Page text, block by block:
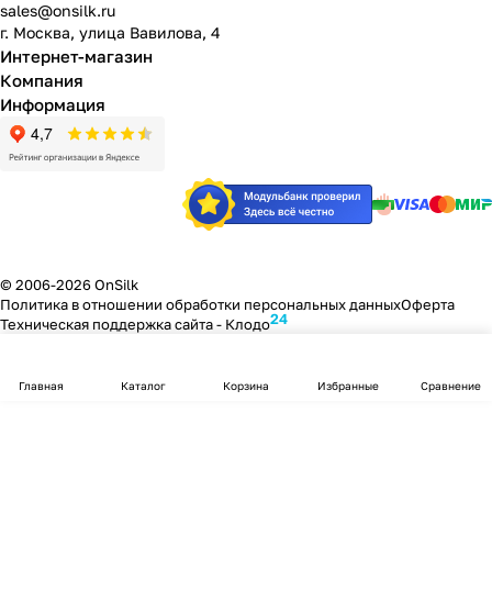
sales@onsilk.ru
г. Москва, улица Вавилова, 4
Интернет-магазин
Компания
Информация
© 2006-2026 OnSilk
Политика в отношении обработки персональных данныхОферта
Техническая поддержка сайта - Клодо24
Главная Каталог Корзина Избранные Сравнение